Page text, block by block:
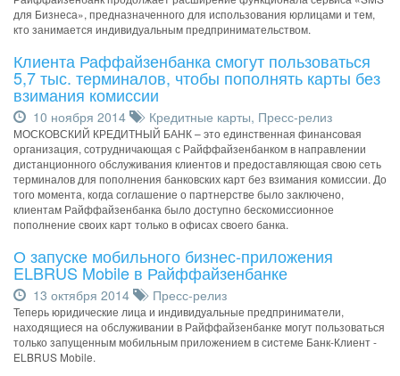
для Бизнеса», предназначенного для использования юрлицами и тем,
кто занимается индивидуальным предпринимательством.
Клиента Раффайзенбанка смогут пользоваться
5,7 тыс. терминалов, чтобы пополнять карты без
взимания комиссии
10 ноября 2014 Кредитные карты, Пресс-релиз
МОСКОВСКИЙ КРЕДИТНЫЙ БАНК – это единственная финансовая
организация, сотрудничающая с Райффайзенбанком в направлении
дистанционного обслуживания клиентов и предоставляющая свою сеть
терминалов для пополнения банковских карт без взимания комиссии. До
того момента, когда соглашение о партнерстве было заключено,
клиентам Райффайзенбанка было доступно бескомиссионное
пополнение своих карт только в офисах своего банка.
О запуске мобильного бизнес-приложения
ELBRUS Mobile в Райффайзенбанке
13 октября 2014 Пресс-релиз
Теперь юридические лица и индивидуальные предприниматели,
находящиеся на обслуживании в Райффайзенбанке могут пользоваться
только запущенным мобильным приложением в системе Банк-Клиент -
ELBRUS Mobile.